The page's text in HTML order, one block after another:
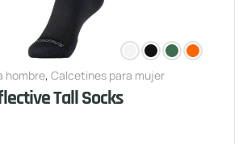
hombre, Calcetines para mujer
Tall Socks